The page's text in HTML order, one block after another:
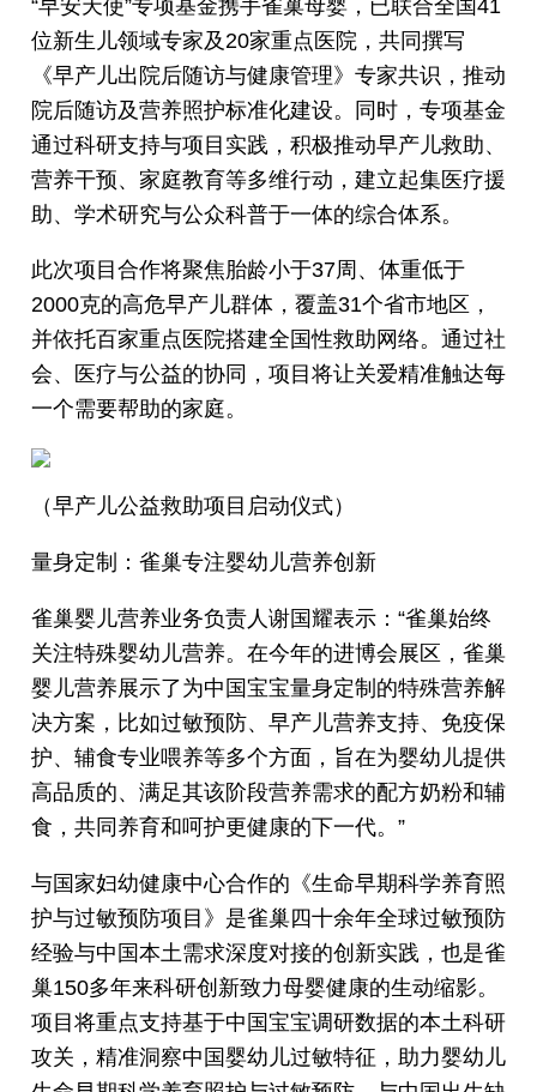
“早安天使”专项基金携手雀巢母婴，已联合全国41
位新生儿领域专家及20家重点医院，共同撰写
《早产儿出院后随访与健康管理》专家共识，推动
院后随访及营养照护标准化建设。同时，专项基金
通过科研支持与项目实践，积极推动早产儿救助、
营养干预、家庭教育等多维行动，建立起集医疗援
助、学术研究与公众科普于一体的综合体系。
此次项目合作将聚焦胎龄小于37周、体重低于
2000克的高危早产儿群体，覆盖31个省市地区，
并依托百家重点医院搭建全国性救助网络。通过社
会、医疗与公益的协同，项目将让关爱精准触达每
一个需要帮助的家庭。
（早产儿公益救助项目启动仪式）
量身定制：雀巢专注婴幼儿营养创新
雀巢婴儿营养业务负责人谢国耀表示：“雀巢始终
关注特殊婴幼儿营养。在今年的进博会展区，雀巢
婴儿营养展示了为中国宝宝量身定制的特殊营养解
决方案，比如过敏预防、早产儿营养支持、免疫保
护、辅食专业喂养等多个方面，旨在为婴幼儿提供
高品质的、满足其该阶段营养需求的配方奶粉和辅
食，共同养育和呵护更健康的下一代。”
与国家妇幼健康中心合作的《生命早期科学养育照
护与过敏预防项目》是雀巢四十余年全球过敏预防
经验与中国本土需求深度对接的创新实践，也是雀
巢150多年来科研创新致力母婴健康的生动缩影。
项目将重点支持基于中国宝宝调研数据的本土科研
攻关，精准洞察中国婴幼儿过敏特征，助力婴幼儿